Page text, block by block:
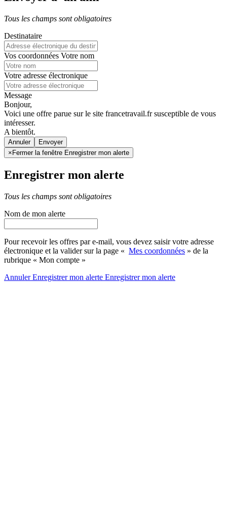
Tous les champs sont obligatoires
Destinataire
Vos coordonnées Votre nom
Votre adresse électronique
Message
Bonjour,
Voici une offre parue sur le site francetravail.fr susceptible de vous
intéresser.
A bientôt.
Annuler
× Fermer la fenêtre Enregistrer mon alerte
Enregistrer mon alerte
Tous les champs sont obligatoires
Nom de mon alerte
Pour recevoir les offres par e-mail, vous devez saisir votre adresse
électronique et la valider sur la page « Mes coordonnées » de la
rubrique « Mon compte »
AnnulerEnregistrer mon alerte Enregistrermon alerte